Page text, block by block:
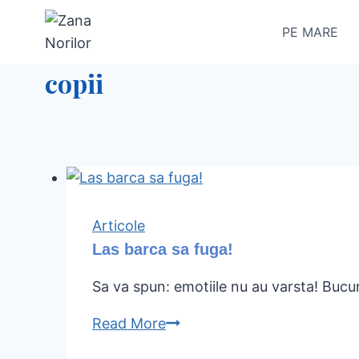
PE MARE
copii
Articole
Las barca sa fuga!
Sa va spun: emotiile nu au varsta!
Read MoreLas